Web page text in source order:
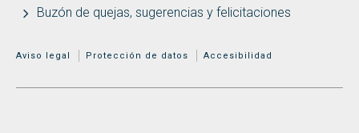
Buzón de quejas, sugerencias y felicitaciones
MENÚ ADICIONAL
Aviso legal Protección de datos Accesibilidad